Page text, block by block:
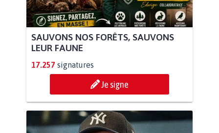
SAUVONS NOS FORÊTS, SAUVONS
LEUR FAUNE
17.257 signatures
Je signe